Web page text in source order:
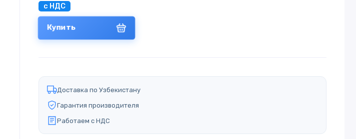
с НДС
Купить
Доставка по Узбекистану
Гарантия производителя
Работаем с НДС